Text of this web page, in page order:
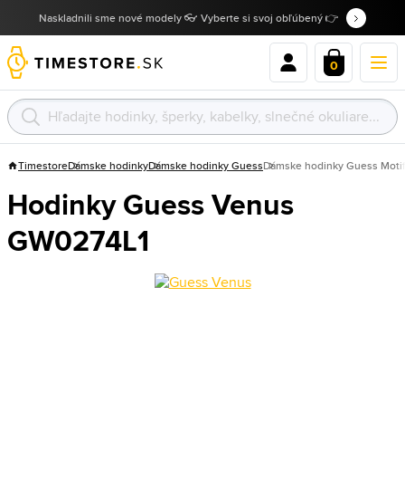
Naskladnili sme nové modely 👓 Vyberte si svoj obľúbený 👉
0
TimestoreDámske hodinkyDámske hodinky GuessDámske hodinky Guess Motif
Hodinky Guess Venus
GW0274L1